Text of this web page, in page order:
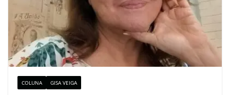
COLUNA GISA VEIGA